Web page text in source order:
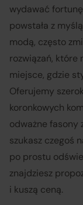
wydawać
powstała z
modą, często
rozwiązań, które
miejsce, gdzie
Oferujemy
koronkowych
odważne fasony
szukasz czegoś
po prostu
znajdziesz
i kuszą ceną.